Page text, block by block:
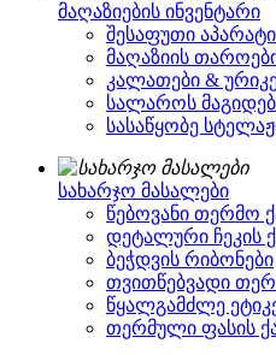
მაღაზიების ინვენტარი
შესაფუთი აპარატი
მაღაზიის
კალათები &
სალაროს
სასაწყობე
სახარჯო მასალები
წებოვანი თერმო
დეტალური ჩეკის
ბეჭდვის რიბონები
თვითწებვადი
წყალგამძლე
თერმული ფასის